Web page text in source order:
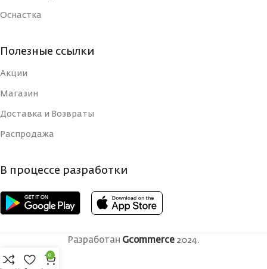
Оснастка
Полезные ссылки
Акции
Магазин
Доставка и Возвраты
Распродажа
В процессе разработки
Разработан Gcommerce 2024.
0